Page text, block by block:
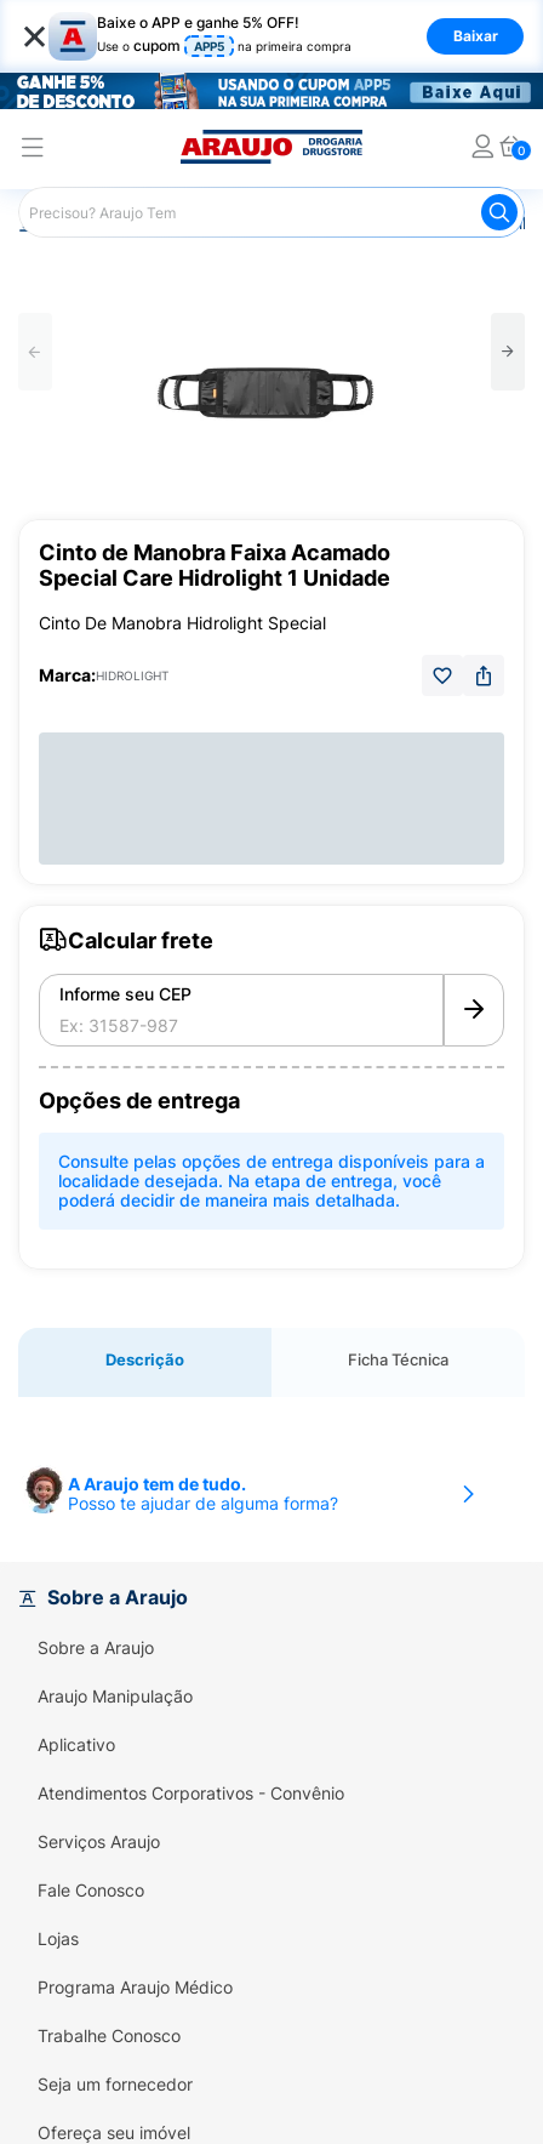
× Baixe o APP e ganhe 5% OFF!
Use o cupom APP5 na primeira compra
Baixar
0
Araujo Saúde e Bem Estar Bota
Cinto de Manobra Faixa Acamado
Special Care Hidrolight 1 Unidade
Cinto De Manobra Hidrolight Special
Marca:HIDROLIGHT
Calcular frete
Informe seu CEP
Opções de entrega
Consulte pelas opções de entrega disponíveis para a
localidade desejada. Na etapa de entrega, você
poderá decidir de maneira mais detalhada.
Descrição Ficha Técnica
A Araujo tem de tudo.
Posso te ajudar de alguma forma?
Sobre a Araujo
Sobre a Araujo
Araujo Manipulação
Aplicativo
Atendimentos Corporativos - Convênio
Serviços Araujo
Fale Conosco
Lojas
Programa Araujo Médico
Trabalhe Conosco
Seja um fornecedor
Ofereça seu imóvel